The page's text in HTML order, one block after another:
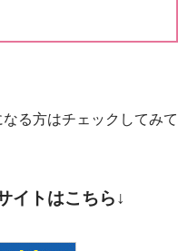
る方はチェックしてみて
イトはこちら↓